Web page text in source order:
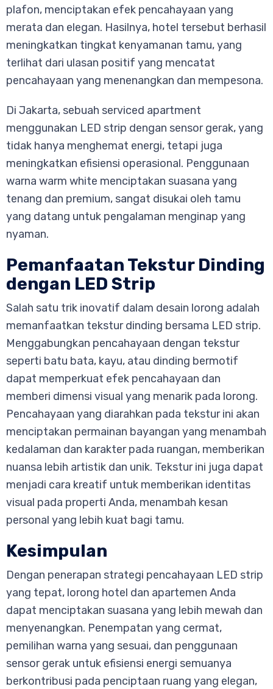
plafon, menciptakan efek pencahayaan yang
merata dan elegan. Hasilnya, hotel tersebut berhasil
meningkatkan tingkat kenyamanan tamu, yang
terlihat dari ulasan positif yang mencatat
pencahayaan yang menenangkan dan mempesona.
Di Jakarta, sebuah serviced apartment
menggunakan LED strip dengan sensor gerak, yang
tidak hanya menghemat energi, tetapi juga
meningkatkan efisiensi operasional. Penggunaan
warna warm white menciptakan suasana yang
tenang dan premium, sangat disukai oleh tamu
yang datang untuk pengalaman menginap yang
nyaman.
Pemanfaatan Tekstur Dinding
dengan LED Strip
Salah satu trik inovatif dalam desain lorong adalah
memanfaatkan tekstur dinding bersama LED strip.
Menggabungkan pencahayaan dengan tekstur
seperti batu bata, kayu, atau dinding bermotif
dapat memperkuat efek pencahayaan dan
memberi dimensi visual yang menarik pada lorong.
Pencahayaan yang diarahkan pada tekstur ini akan
menciptakan permainan bayangan yang menambah
kedalaman dan karakter pada ruangan, memberikan
nuansa lebih artistik dan unik. Tekstur ini juga dapat
menjadi cara kreatif untuk memberikan identitas
visual pada properti Anda, menambah kesan
personal yang lebih kuat bagi tamu.
Kesimpulan
Dengan penerapan strategi pencahayaan LED strip
yang tepat, lorong hotel dan apartemen Anda
dapat menciptakan suasana yang lebih mewah dan
menyenangkan. Penempatan yang cermat,
pemilihan warna yang sesuai, dan penggunaan
sensor gerak untuk efisiensi energi semuanya
berkontribusi pada penciptaan ruang yang elegan,